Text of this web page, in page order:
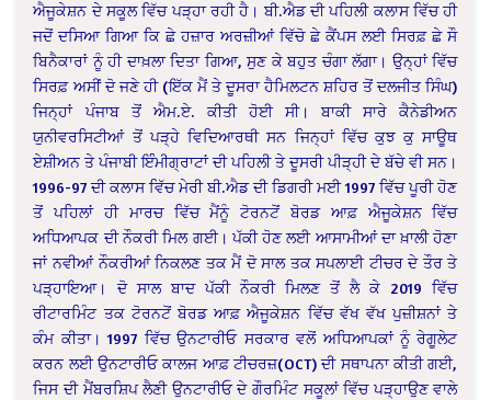
ਐਜੂਕੇਸ਼ਨ ਦੇ ਸਕੂਲ ਵਿੱਚ ਪੜ੍ਹਾ ਰਹੀ ਹੈ। ਬੀ.ਐਡ ਦੀ ਪਹਿਲੀ ਕਲਾਸ ਵਿੱਚ ਹੀ
ਜਦੋਂ ਦਸਿਆ ਗਿਆ ਕਿ ਛੇ ਹਜ਼ਾਰ ਅਰਜ਼ੀਆਂ ਵਿੱਚੋ ਛੇ ਕੈਂਪਸ ਲਈ ਸਿਰਫ਼ ਛੇ ਸੌ
ਬਿਨੈਕਾਰਾਂ ਨੂੰ ਹੀ ਦਾਖ਼ਲਾ ਦਿਤਾ ਗਿਆ, ਸੁਣ ਕੇ ਬਹੁਤ ਚੰਗਾ ਲੱਗਾ। ਉਨ੍ਹਾਂ ਵਿੱਚ
ਸਿਰਫ਼ ਅਸੀਂ ਦੋ ਜਣੇ ਹੀ (ਇੱਕ ਮੈਂ ਤੇ ਦੂਸਰਾ ਹੈਮਿਲਟਨ ਸ਼ਹਿਰ ਤੋਂ ਦਲਜੀਤ ਸਿੰਘ)
ਜਿਨ੍ਹਾਂ ਪੰਜਾਬ ਤੋਂ ਐਮ.ਏ. ਕੀਤੀ ਹੋਈ ਸੀ। ਬਾਕੀ ਸਾਰੇ ਕੈਨੇਡੀਅਨ
ਯੁਨੀਵਰਸਿਟੀਆਂ ਤੋਂ ਪੜ੍ਹੇ ਵਿਦਿਆਰਥੀ ਸਨ ਜਿਨ੍ਹਾਂ ਵਿੱਚ ਕੁਝ ਕੁ ਸਾਊਥ
ਏਸ਼ੀਅਨ ਤੇ ਪੰਜਾਬੀ ਇੰੰਮੀਗ੍ਰਾਟਾਂ ਦੀ ਪਹਿਲੀ ਤੇ ਦੂਸਰੀ ਪੀੜ੍ਹੀ ਦੇ ਬੱਚੇ ਵੀ ਸਨ।
1996-97 ਦੀ ਕਲਾਸ ਵਿੱਚ ਮੇਰੀ ਬੀ.ਐਡ ਦੀ ਡਿਗਰੀ ਮਈ 1997 ਵਿੱਚ ਪੂਰੀ ਹੋਣ
ਤੋਂ ਪਹਿਲਾਂ ਹੀ ਮਾਰਚ ਵਿੱਚ ਮੈਂਨੂੰ ਟੋਰਨਟੋਂ ਬੋਰਡ ਆਫ਼ ਐਜੂਕੇਸ਼ਨ ਵਿੱਚ
ਅਧਿਆਪਕ ਦੀ ਨੌਕਰੀ ਮਿਲ ਗਈ। ਪੱਕੀ ਹੋਣ ਲਈ ਆਸਾਮੀਆਂ ਦਾ ਖ਼ਾਲੀ ਹੋਣਾ
ਜਾਂ ਨਵੀਆਂ ਨੌਕਰੀਆਂ ਨਿਕਲਣ ਤਕ ਮੈਂ ਦੋ ਸਾਲ ਤਕ ਸਪਲਾਈ ਟੀਚਰ ਦੇ ਤੌਰ ਤੇ
ਪੜ੍ਹਾਇਆ। ਦੋ ਸਾਲ ਬਾਦ ਪੱਕੀ ਨੌਕਰੀ ਮਿਲਣ ਤੋਂ ਲੈ ਕੇ 2019 ਵਿੱਚ
ਰੀਟਾਰਮਿੰਟ ਤਕ ਟੋਰਨਟੋਂ ਬੋਰਡ ਆਫ਼ ਐਜੂਕੇਸ਼ਨ ਵਿੱਚ ਵੱਖ ਵੱਖ ਪੁਜ਼ੀਸ਼ਨਾਂ ਤੇ
ਕੰਮ ਕੀਤਾ। 1997 ਵਿੱਚ ਉਨਟਾਰੀਓ ਸਰਕਾਰ ਵਲੋਂ ਅਧਿਆਪਕਾਂ ਨੂੰ ਰੇਗੂਲੇਟ
ਕਰਨ ਲਈ ਉਨਟਾਰੀਓ ਕਾਲਜ ਆਫ਼ ਟੀਚਰਜ਼(OCT) ਦੀ ਸਥਾਪਨਾ ਕੀਤੀ ਗਈ,
ਜਿਸ ਦੀ ਮੈਂਬਰਸ਼ਿਪ ਲੈਣੀ ਉਨਟਾਰੀਓ ਦੇ ਗੌਰਮਿੰਟ ਸਕੂਲਾਂ ਵਿੱਚ ਪੜ੍ਹਾਉਣ ਵਾਲੇ